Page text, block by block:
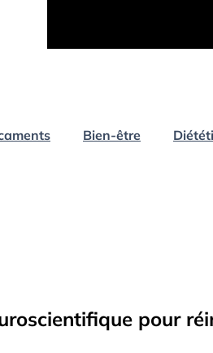
Bien-être
pour